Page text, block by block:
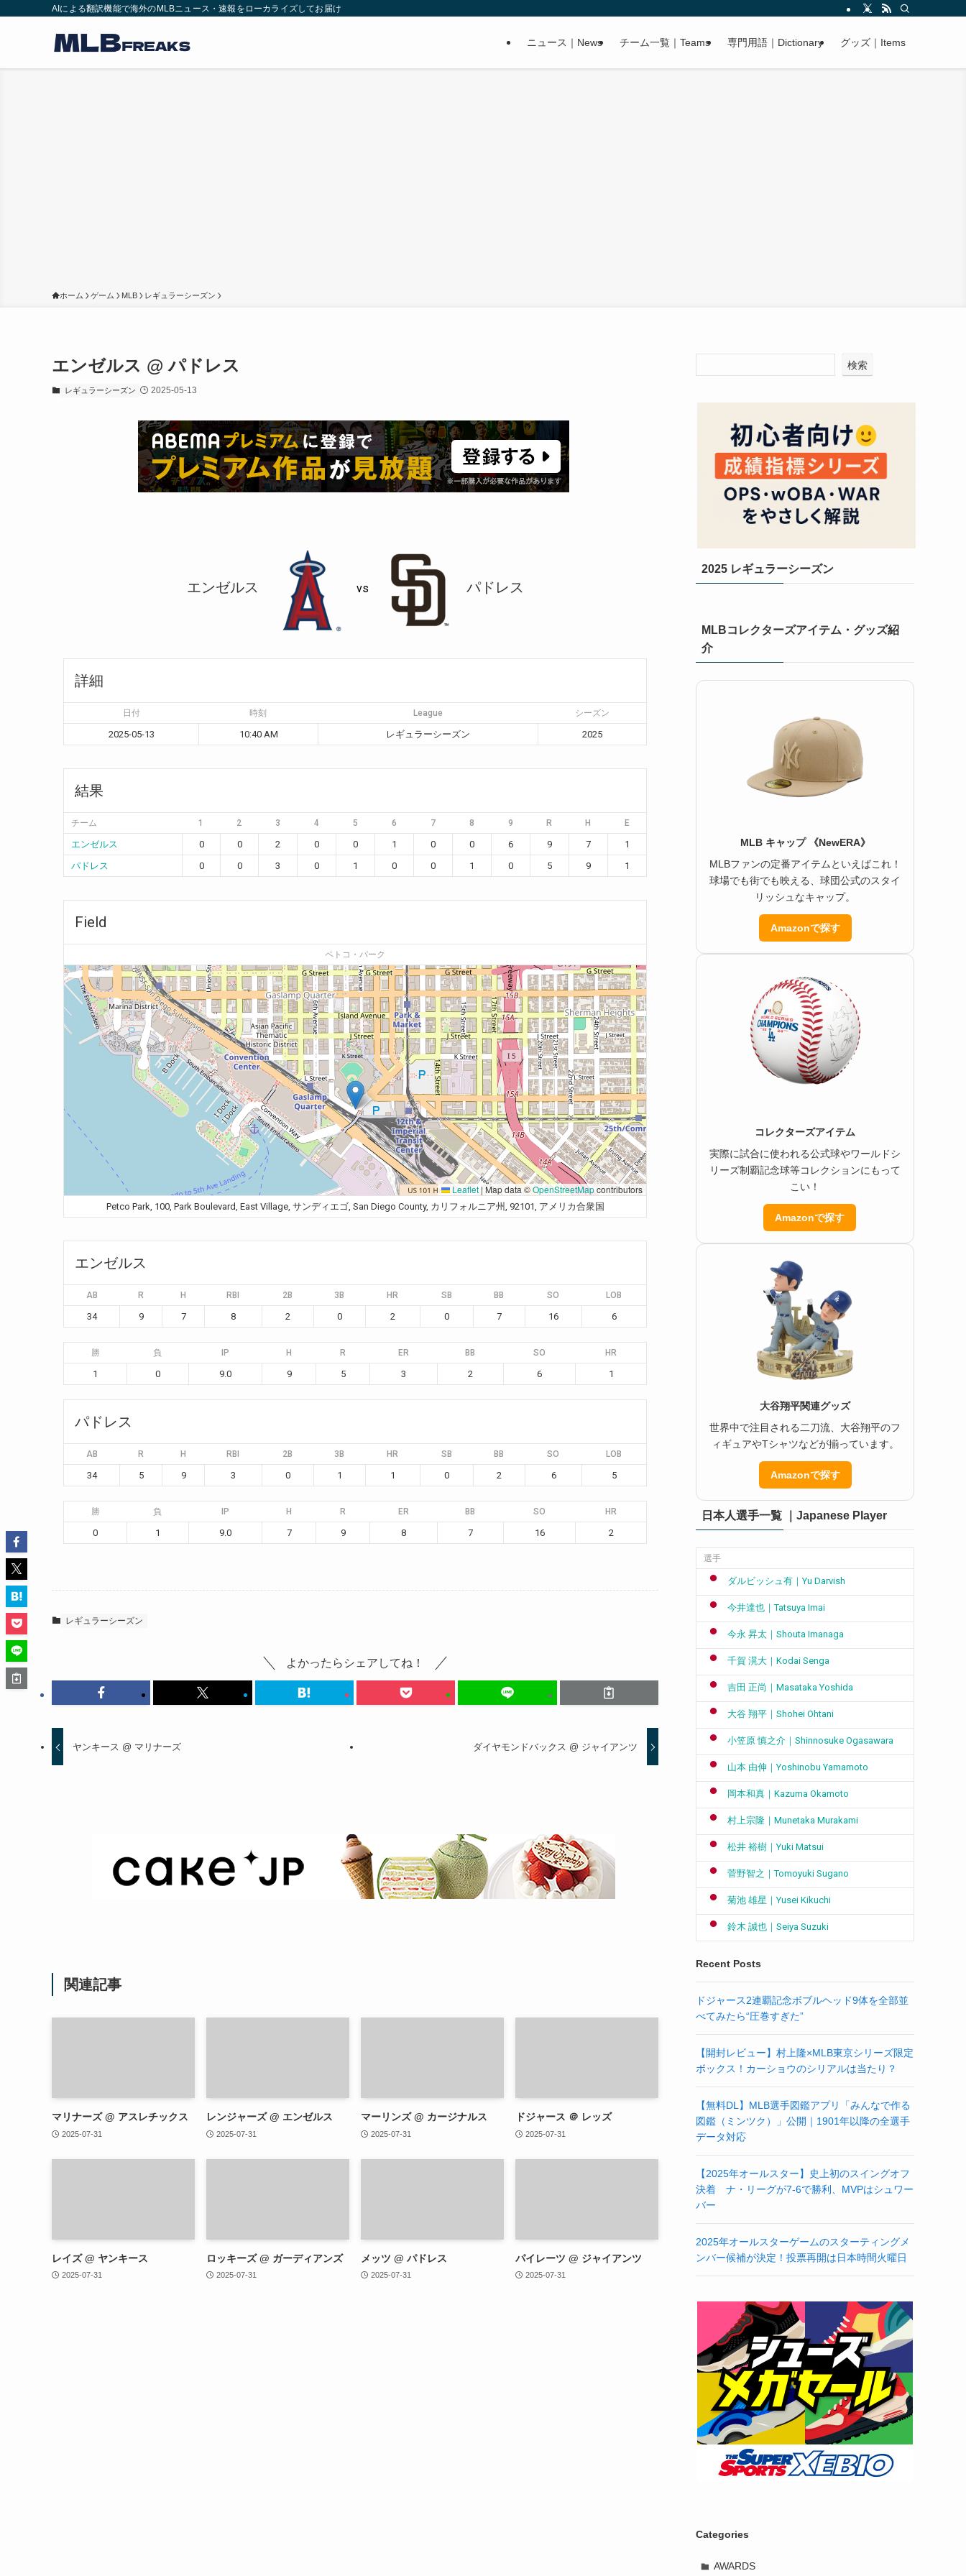
AIによる翻訳機能で海外のMLBニュース・速報をローカライズしてお届け
ニュース｜News チーム一覧｜Teams 専門用語｜Dictionary グッズ｜Items
ホーム ゲーム MLB レギュラーシーズン
エンゼルス @ パドレス
レギュラーシーズン 2025-05-13
エンゼルス vs パドレス
詳細
日付 時刻 League シーズン
2025-05-13 10:40 AM レギュラーシーズン 2025
結果
チーム 1 2 3 4 5 6 7 8 9 R H E
エンゼルス 0 0 2 0 0 1 0 0 6 9 7
1
パドレス
0 0 3 0 1 0 0 1 0 5 9 1
Field
ペトコ・パーク
Leaflet | Map data ©OpenStreetMapcontributors
Petco Park, 100, Park Boulevard, East Village, サンディエゴ, San Diego County, カリフォルニア州, 92101, アメリカ合衆国
エンゼルス
AB R H RBI 2B 3B HR SB BB SO LOB
34 9 7 8 2 0 2 0 7 16 6
勝 負 IP H R ER BB SO HR
1 0 9.0 9 5 3 2 6 1
パドレス
AB R H RBI 2B 3B HR SB BB SO LOB
34 5 9 3 0 1 1 0 2 6 5
勝 負 IP H R ER BB SO HR
0 1 9.0 7 9 8 7 16 2
レギュラーシーズン
よかったらシェアしてね！
ヤンキース @ マリナーズ ダイヤモンドバックス @ ジャイアンツ
関連記事
マリナーズ @ アスレチックス
2025-07-31
レンジャーズ @ エンゼルス
2025-07-31
マーリンズ @ カージナルス
2025-07-31
ドジャース ＠ レッズ
2025-07-31
レイズ @ ヤンキース
2025-07-31
ロッキーズ @ ガーディアンズ
2025-07-31
メッツ @ パドレス
2025-07-31
パイレーツ @ ジャイアンツ
2025-07-31
検索
2025 レギュラーシーズン
MLBコレクターズアイテム・グッズ紹
介
MLB キャップ 《NewERA》
MLBファンの定番アイテムといえばこれ！
球場でも街でも映える、球団公式のスタイ
リッシュなキャップ。
Amazonで探す
コレクターズアイテム
実際に試合に使われる公式球やワールドシ
リーズ制覇記念球等コレクションにもって
こい！
Amazonで探す
大谷翔平関連グッズ
世界中で注目される二刀流、大谷翔平のフ
ィギュアやTシャツなどが揃っています。
Amazonで探す
日本人選手一覧 ｜Japanese Player
選手
ダルビッシュ有｜Yu Darvish
今井達也｜Tatsuya Imai
今永 昇太｜Shouta Imanaga
千賀 滉大｜Kodai Senga
吉田 正尚｜Masataka Yoshida
大谷 翔平｜Shohei Ohtani
小笠原 慎之介｜Shinnosuke Ogasawara
山本 由伸｜Yoshinobu Yamamoto
岡本和真｜Kazuma Okamoto
村上宗隆｜Munetaka Murakami
松井 裕樹｜Yuki Matsui
菅野智之｜Tomoyuki Sugano
菊池 雄星｜Yusei Kikuchi
鈴木 誠也｜Seiya Suzuki
Recent Posts
ドジャース2連覇記念ボブルヘッド9体を全部並
べてみたら“圧巻すぎた”
【開封レビュー】村上隆×MLB東京シリーズ限定
ボックス！カーショウのシリアルは当たり？
【無料DL】MLB選手図鑑アプリ「みんなで作る
図鑑（ミンツク）」公開｜1901年以降の全選手
データ対応
【2025年オールスター】史上初のスイングオフ
決着 ナ・リーグが7-6で勝利、MVPはシュワー
バー
2025年オールスターゲームのスターティングメ
ンバー候補が決定！投票再開は日本時間火曜日
Categories
AWARDS